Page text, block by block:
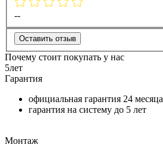
--
Оставить отзыв
Почему стоит покупать у нас
5лет
Гарантия
официальная гарантия 24 месяца
гарантия на систему до 5 лет
Монтаж